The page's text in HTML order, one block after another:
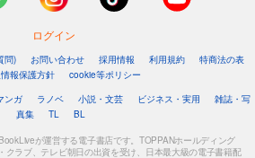
ログイン
問) お問い合わせ 採用情報 利用規約
特商法の表
報保護方針
cookie等ポリシー
ンガ ラノベ 小説・文芸 ビジネス・実用
雑誌・写
真集
TL BL
が運営する電子書店です。TOPPANホールディング
クラブ、テレビ朝日の出資を受け、日本最大級の電子書籍配